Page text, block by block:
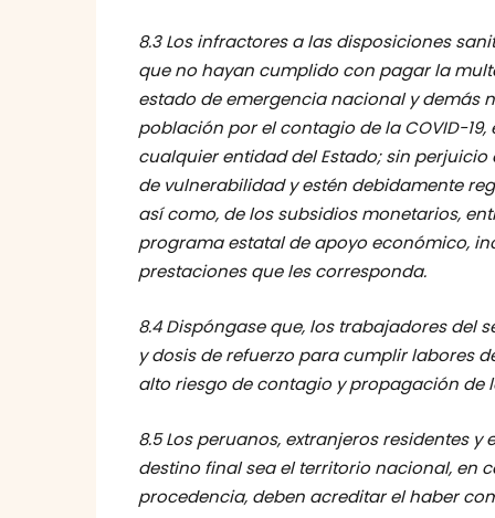
8.3 Los infractores a las disposiciones
que no hayan cumplido con pagar la
estado de emergencia nacional y demás
población por el contagio de la COVID-
cualquier entidad del Estado; sin
de vulnerabilidad y estén debidamente
así como, de los subsidios monetarios,
programa estatal de apoyo económico,
prestaciones que les corresponda.
8.4 Dispóngase que, los trabajadores
y dosis de refuerzo para cumplir labores
alto riesgo de contagio y propagación de
8.5 Los peruanos, extranjeros residentes
destino final sea el territorio nacional, en
procedencia, deben acreditar el haber